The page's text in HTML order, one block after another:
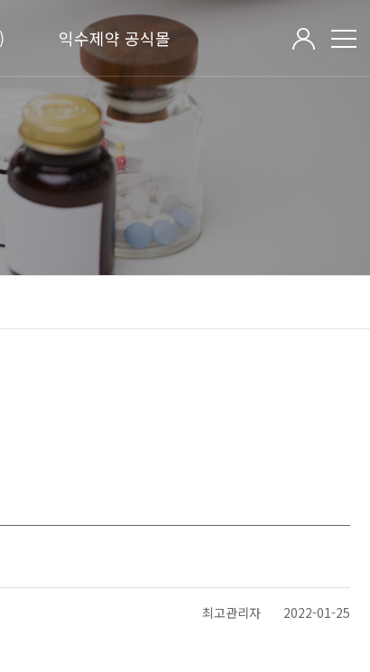
익수제약 공식몰
최고관리자 2022-01-25